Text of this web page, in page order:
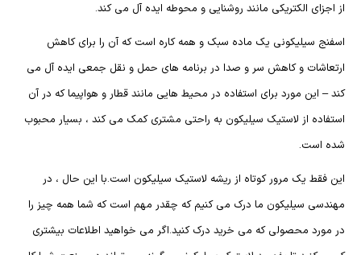
از اجزای الکتریکی مانند روشنایی و محوطه ایده آل می کند.
اسفنج سیلیکونی یک ماده سبک و همه کاره است که آن را برای کاهش
ارتعاشات و کاهش سر و صدا در برنامه های حمل و نقل جمعی ایده آل می
کند – این مورد برای استفاده در محیط هایی مانند قطار و هواپیما که در آن
استفاده از لاستیک سیلیکون به راحتی مشتری کمک می کند ، بسیار محبوب
شده است.
این فقط یک مرور کوتاه از ریشه لاستیک سیلیکون است.با این حال ، در
مهندسی سیلیکون ما درک می کنیم که چقدر مهم است که شما همه چیز را
در مورد محصولی که می خرید درک کنید.اگر می خواهید اطلاعات بیشتری